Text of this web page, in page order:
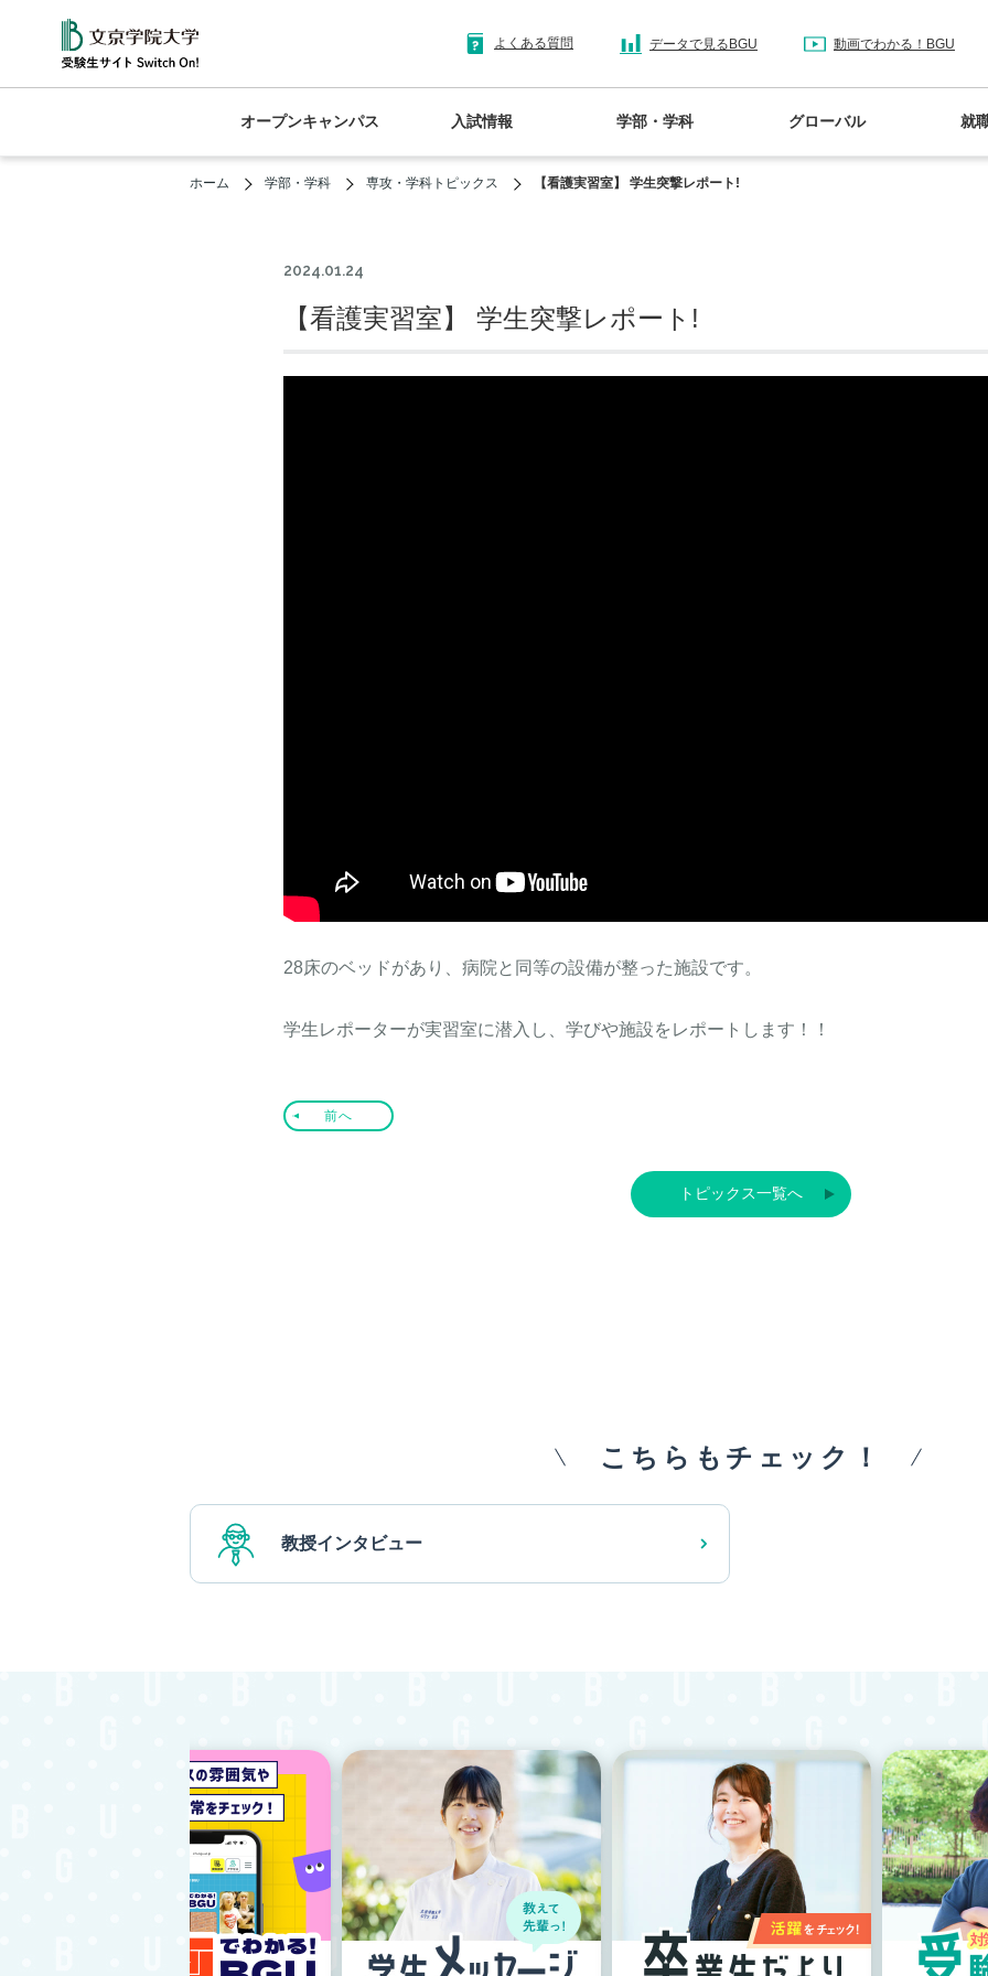
よくある質問 データで見るBGU 動画でわかる！BGU
オープンキャンパス 入試情報 学部・学科 グローバル 就
ホーム 学部・学科 専攻・学科トピックス 【看護実習室】 学生突撃レポート!
2024.01.24
【看護実習室】 学生突撃レポート!
28床のベッドがあり、病院と同等の設備が整った施設です。
学生レポーターが実習室に潜入し、学びや施設をレポートします！！
前へ
トピックス一覧へ
こちらもチェック！
教授インタビュー